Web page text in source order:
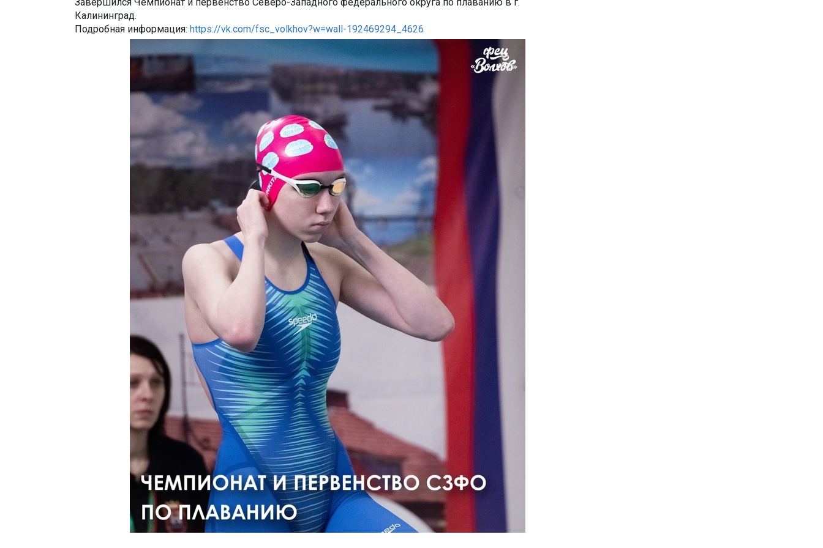
Калининград.
Подробная информация: https://vk.com/fsc_volkhov?w=wall-192469294_4626